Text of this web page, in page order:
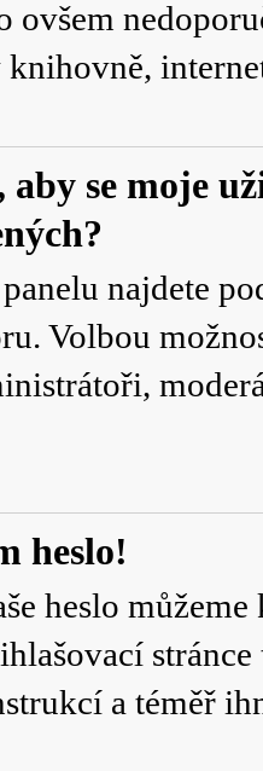
ovšem
knihovně,
se moje
najdete
. Volbou
heslo!
heslo
a téměř